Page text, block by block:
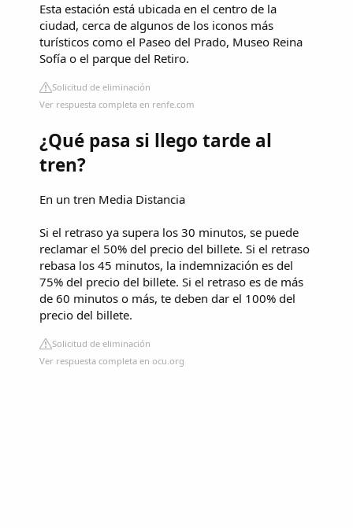
Esta estación está ubicada en el centro de la
ciudad, cerca de algunos de los iconos más
turísticos como el Paseo del Prado, Museo Reina
Sofía o el parque del Retiro.
Solicitud de eliminación
Ver respuesta completa en renfe.com
¿Qué pasa si llego tarde al
tren?
En un tren Media Distancia
Si el retraso ya supera los 30 minutos, se puede
reclamar el 50% del precio del billete. Si el retraso
rebasa los 45 minutos, la indemnización es del
75% del precio del billete. Si el retraso es de más
de 60 minutos o más, te deben dar el 100% del
precio del billete.
Solicitud de eliminación
Ver respuesta completa en ocu.org